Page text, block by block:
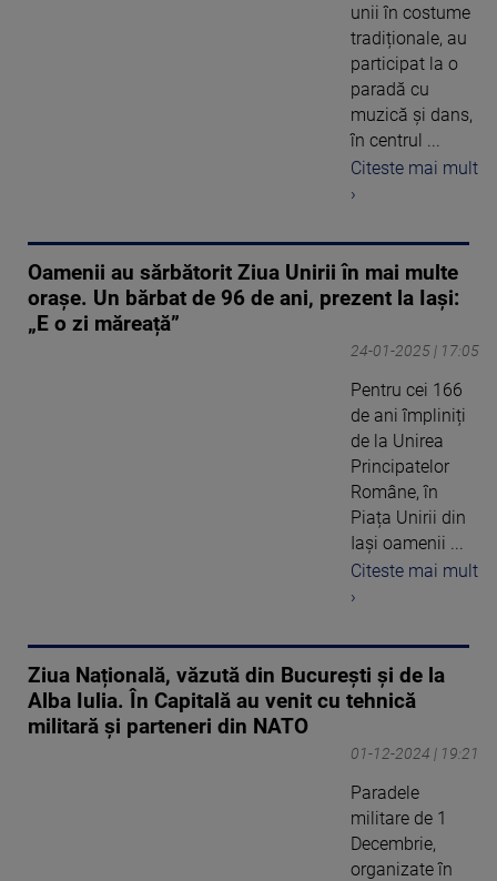
unii în costume
tradiționale, au
participat la o
paradă cu
muzică și dans,
în centrul ...
Citeste mai mult
›
Oamenii au sărbătorit Ziua Unirii în mai multe
orașe. Un bărbat de 96 de ani, prezent la Iași:
„E o zi măreață”
24-01-2025 | 17:05
​Pentru cei 166
de ani împliniți
de la Unirea
Principatelor
Române, în
Piața Unirii din
Iași oamenii ...
Citeste mai mult
›
Ziua Națională, văzută din București și de la
Alba Iulia. În Capitală au venit cu tehnică
militară și parteneri din NATO
01-12-2024 | 19:21
Paradele
militare de 1
Decembrie,
organizate în